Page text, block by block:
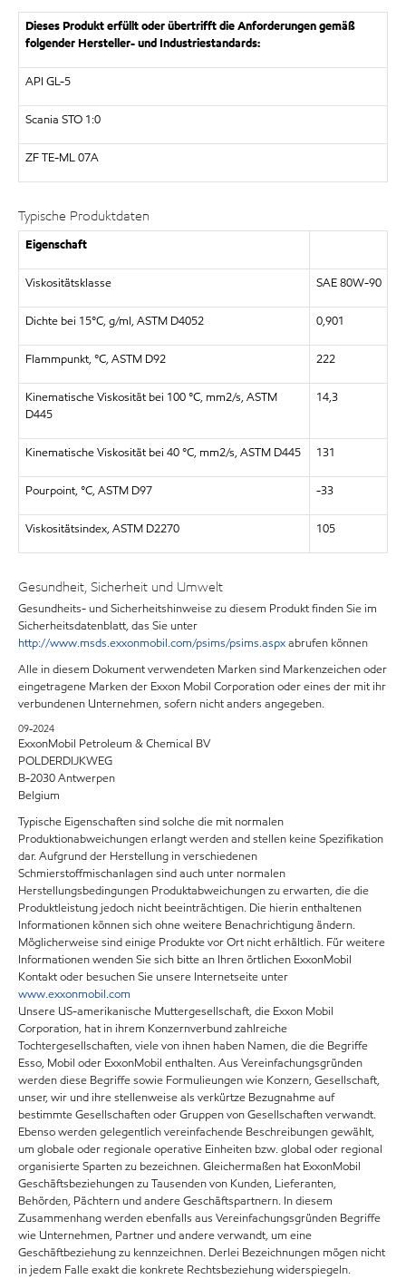
Dieses Produkt erfüllt oder übertrifft die Anforderungen gemäß
folgender Hersteller- und Industriestandards:
API GL-5
Scania STO 1:0
ZF TE-ML 07A
Typische Produktdaten
Eigenschaft
Viskositätsklasse SAE 80W-90
Dichte bei 15°C, g/ml, ASTM D4052 0,901
Flammpunkt, °C, ASTM D92 222
Kinematische Viskosität bei 100 °C, mm2/s, ASTM
D445
14,3
Kinematische Viskosität bei 40 °C, mm2/s, ASTM D445 131
Pourpoint, °C, ASTM D97 -33
Viskositätsindex, ASTM D2270 105
Gesundheit, Sicherheit und Umwelt
Gesundheits- und Sicherheitshinweise zu diesem Produkt finden Sie im
Sicherheitsdatenblatt, das Sie unter
http://www.msds.exxonmobil.com/psims/psims.aspxabrufen können
Alle in diesem Dokument verwendeten Marken sind Markenzeichen oder
eingetragene Marken der Exxon Mobil Corporation oder eines der mit ihr
verbundenen Unternehmen, sofern nicht anders angegeben.
09-2024
ExxonMobil Petroleum & Chemical BV
POLDERDIJKWEG
B-2030 Antwerpen
Belgium
Typische Eigenschaften sind solche die mit normalen
Produktionabweichungen erlangt werden and stellen keine Spezifikation
dar. Aufgrund der Herstellung in verschiedenen
Schmierstoffmischanlagen sind auch unter normalen
Herstellungsbedingungen Produktabweichungen zu erwarten, die die
Produktleistung jedoch nicht beeinträchtigen. Die hierin enthaltenen
Informationen können sich ohne weitere Benachrichtigung ändern.
Möglicherweise sind einige Produkte vor Ort nicht erhältlich. Für weitere
Informationen wenden Sie sich bitte an Ihren örtlichen ExxonMobil
Kontakt oder besuchen Sie unsere Internetseite unter
www.exxonmobil.com
Unsere US-amerikanische Muttergesellschaft, die Exxon Mobil
Corporation, hat in ihrem Konzernverbund zahlreiche
Tochtergesellschaften, viele von ihnen haben Namen, die die Begriffe
Esso, Mobil oder ExxonMobil enthalten. Aus Vereinfachungsgründen
werden diese Begriffe sowie Formulieungen wie Konzern, Gesellschaft,
unser, wir und ihre stellenweise als verkürtze Bezugnahme auf
bestimmte Gesellschaften oder Gruppen von Gesellschaften verwandt.
Ebenso werden gelegentlich vereinfachende Beschreibungen gewählt,
um globale oder regionale operative Einheiten bzw. global oder regional
organisierte Sparten zu bezeichnen. Gleichermaßen hat ExxonMobil
Geschäftsbeziehungen zu Tausenden von Kunden, Lieferanten,
Behörden, Pächtern und andere Geschäftspartnern. In diesem
Zusammenhang werden ebenfalls aus Vereinfachungsgründen Begriffe
wie Unternehmen, Partner und andere verwandt, um eine
Geschäftbeziehung zu kennzeichnen. Derlei Bezeichnungen mögen nicht
in jedem Falle exakt die konkrete Rechtsbeziehung widerspiegeln.